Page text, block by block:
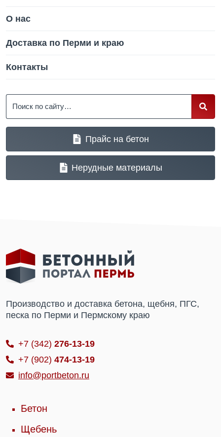
О нас
Доставка по Перми и краю
Контакты
Прайс на бетон
Нерудные материалы
Производство и доставка бетона, щебня, ПГС,
песка по Перми и Пермскому краю
+7 (342) 276-13-19
+7 (902) 474-13-19
info@portbeton.ru
Бетон
Щебень